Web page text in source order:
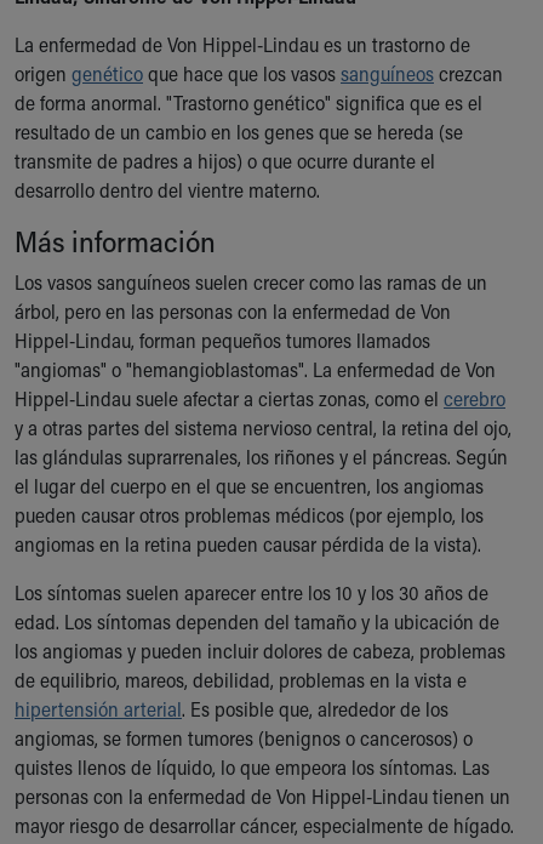
Ronald McDonald House Care Mobile
Health Centers
Symptom Checker
Financial Services
Price Estimates
Family Supports
Sports Health Services Provider for Akron Zips
Find a Pediatrics Location
Find a Pediatrician
MyChart
Make an Appointment
Breastfeeding Medicine
Child Passenger Safety
Safe Sleep for Babies
Safe Sleep
About Akron Children's Pediatrics
Who We Are
Building a Brighter Future
Calendar of Events
Community Mission
Connect With Us
Our Culture of Caring
Newsroom
Our Leadership
Quality and Patient Safety
Unity and Engagement
Women's Board
La enfermedad de Von Hippel-Lindau es un trastorno de
origen genéticoque hace que los vasossanguíneoscrezcan
de forma anormal. "Trastorno genético" significa que es el
resultado de un cambio en los genes que se hereda (se
transmite de padres a hijos) o que ocurre durante el
desarrollo dentro del vientre materno.
Más información
Los vasos sanguíneos suelen crecer como las ramas de un
árbol, pero en las personas con la enfermedad de Von
Hippel-Lindau, forman pequeños tumores llamados
"angiomas" o "hemangioblastomas". La enfermedad de Von
Hippel-Lindau suele afectar a ciertas zonas, como el cerebro
y a otras partes del sistema nervioso central, la retina del ojo,
las glándulas suprarrenales, los riñones y el páncreas. Según
el lugar del cuerpo en el que se encuentren, los angiomas
pueden causar otros problemas médicos (por ejemplo, los
angiomas en la retina pueden causar pérdida de la vista).
Los síntomas suelen aparecer entre los 10 y los 30 años de
edad. Los síntomas dependen del tamaño y la ubicación de
los angiomas y pueden incluir dolores de cabeza, problemas
de equilibrio, mareos, debilidad, problemas en la vista e
hipertensión arterial. Es posible que, alrededor de los
angiomas, se formen tumores (benignos o cancerosos) o
quistes llenos de líquido, lo que empeora los síntomas. Las
personas con la enfermedad de Von Hippel-Lindau tienen un
mayor riesgo de desarrollar cáncer, especialmente de hígado.